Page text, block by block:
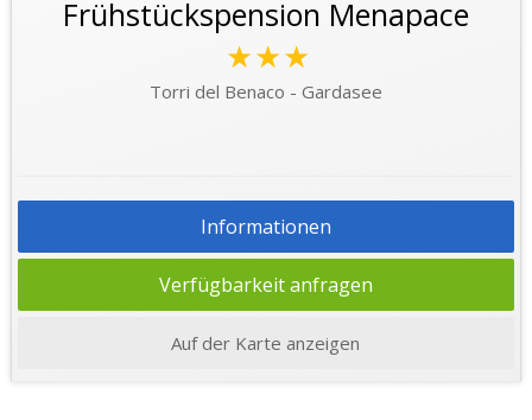
Frühstückspension Menapace
★★★
Torri del Benaco - Gardasee
Informationen
Verfügbarkeit anfragen
Auf der Karte anzeigen